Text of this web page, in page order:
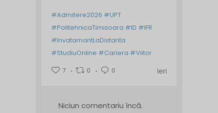
#Admitere2026 #UPT
#PolitehnicaTimisoara #ID #IFR
#InvatamantLaDistanta
#StudiuOnline #Cariera #Viitor
7
0 0 Ieri
Niciun comentariu încă.